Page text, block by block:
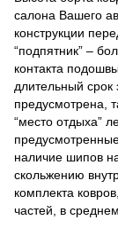
салона Вашего
констpукции
“подпятник” –
контакта
длительный срок
предусмотрена,
“место отдыха”
наличие шипов
скольжению
комплекта
частей, в среднем